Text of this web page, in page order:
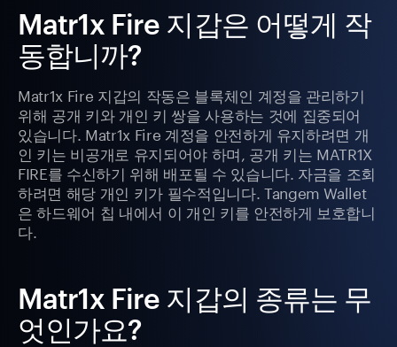
Matr1x Fire 지갑은 어떻게 작
동합니까?
Matr1x Fire 지갑의 작동은 블록체인 계정을 관리하기
위해 공개 키와 개인 키 쌍을 사용하는 것에 집중되어
있습니다. Matr1x Fire 계정을 안전하게 유지하려면 개
인 키는 비공개로 유지되어야 하며, 공개 키는 MATR1X
FIRE를 수신하기 위해 배포될 수 있습니다. 자금을 조회
하려면 해당 개인 키가 필수적입니다. Tangem Wallet
은 하드웨어 칩 내에서 이 개인 키를 안전하게 보호합니
다.
Matr1x Fire 지갑의 종류는 무
엇인가요?